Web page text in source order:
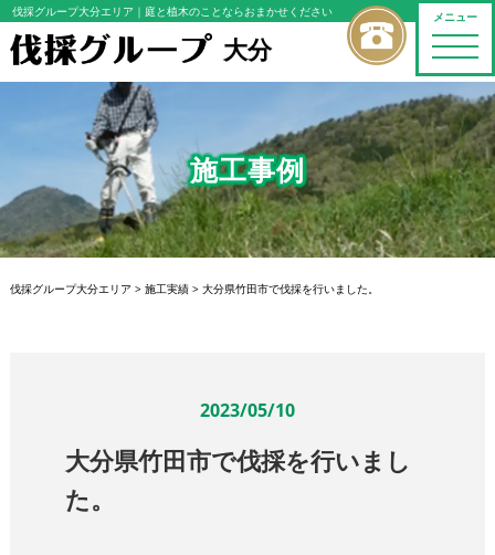
メニュー
toggle
伐採グループ大分エリア ｜庭と植木のことならおまかせください
大分
施工事例
伐採グループ大分エリア > 施工実績> 大分県竹田市で伐採を行いました。
2023/05/10
大分県竹田市で伐採を行いまし
た。